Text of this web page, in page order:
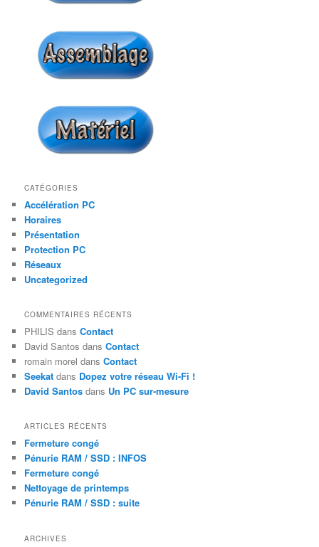
CATÉGORIES
Accélération PC
Horaires
Présentation
Protection PC
Réseaux
Uncategorized
COMMENTAIRES RÉCENTS
PHILIS dansContact
David Santos dansContact
romain morel dansContact
Seekat dans Dopez votre réseau Wi-Fi !
David Santos dans Un PC sur-mesure
ARTICLES RÉCENTS
Fermeture congé
Pénurie RAM / SSD : INFOS
Fermeture congé
Nettoyage de printemps
Pénurie RAM / SSD : suite
ARCHIVES